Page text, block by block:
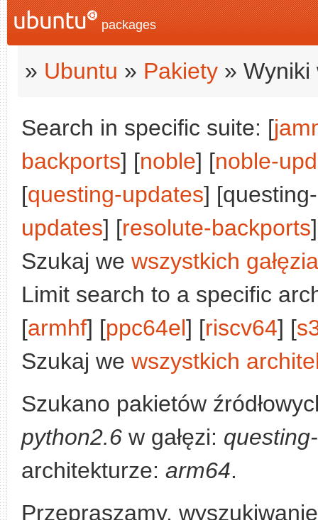
packages
» Ubuntu » Pakiety » Wyniki
Search in specific suite: [
backports] [noble] [noble-
[questing-updates]
updates] [resolute-backports
Szukaj we wszystkich
Limit search to a specific
[armhf] [ppc64el] [riscv64] [
Szukaj we wszystkich
Szukano pakietów
python2.6 w gałęzi:
architekturze: arm64.
Przepraszamy,